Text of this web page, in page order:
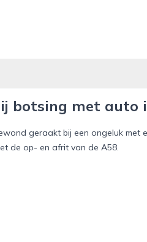
botsing met auto
geraakt bij een ongeluk met
de op- en afrit van de A58.